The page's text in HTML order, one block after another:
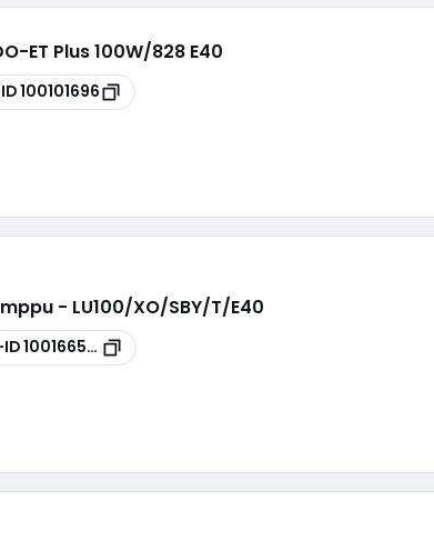
ET Plus 100W/828 E40
100101696
- LU100/XO/SBY/T/E40
100166505